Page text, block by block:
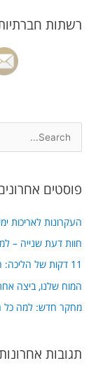
רשתות
r
o
r
:
פוסטים
העקרונות לאריכות
חוות דעת שנייה –
11 דקות של הליכה: המחקר שמשנה את מה שחשבנו על פעילות גופנית
המוח שלנו, ביצה
מחקר חדש: למה כל
תגובות